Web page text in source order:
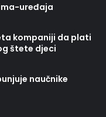
uređaja
kompaniji da plati
štete djeci
naučnike